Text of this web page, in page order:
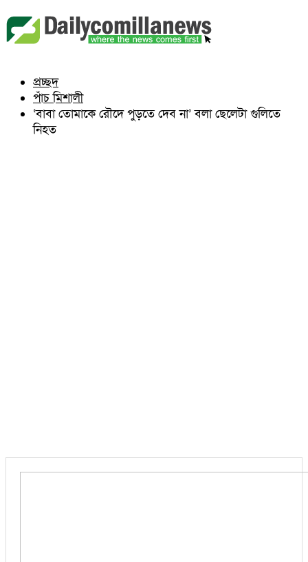
ব্রাহ্মণপাড়া
লাকসাম
লালমাই
কুমিল্লা ভোটের হাওয়া
কুমিল্লার ঐতিহ্য
প্রচ্ছদ
পাঁচ মিশালী
‘বাবা তোমাকে রৌদে পুড়তে দেব না’ বলা ছেলেটা গুলিতে
নিহত